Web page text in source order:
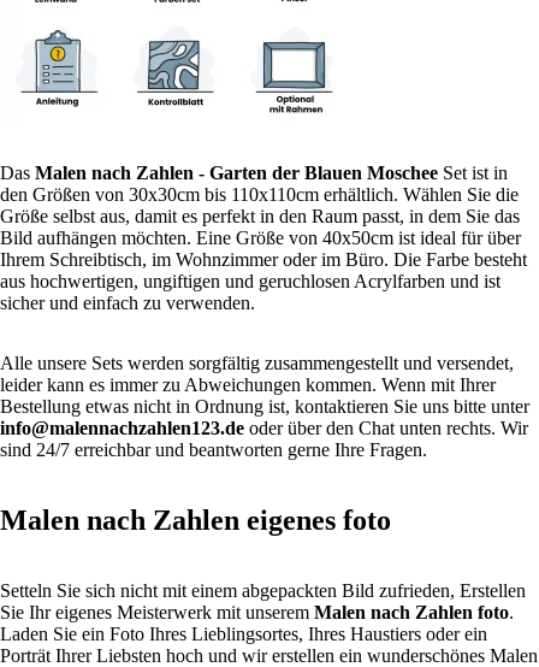
Das Malen nach Zahlen - Garten der Blauen Moschee Set ist in
den Größen von 30x30cm bis 110x110cm erhältlich. Wählen Sie die
Größe selbst aus, damit es perfekt in den Raum passt, in dem Sie das
Bild aufhängen möchten. Eine Größe von 40x50cm ist ideal für über
Ihrem Schreibtisch, im Wohnzimmer oder im Büro. Die Farbe besteht
aus hochwertigen, ungiftigen und geruchlosen Acrylfarben und ist
sicher und einfach zu verwenden.
Alle unsere Sets werden sorgfältig zusammengestellt und versendet,
leider kann es immer zu Abweichungen kommen. Wenn mit Ihrer
Bestellung etwas nicht in Ordnung ist, kontaktieren Sie uns bitte unter
info@malennachzahlen123.de oder über den Chat unten rechts. Wir
sind 24/7 erreichbar und beantworten gerne Ihre Fragen.
Malen nach Zahlen eigenes foto
Setteln Sie sich nicht mit einem abgepackten Bild zufrieden, Erstellen
Sie Ihr eigenes Meisterwerk mit unserem Malen nach Zahlen foto.
Laden Sie ein Foto Ihres Lieblingsortes, Ihres Haustiers oder ein
Porträt Ihrer Liebsten hoch und wir erstellen ein wunderschönes Malen